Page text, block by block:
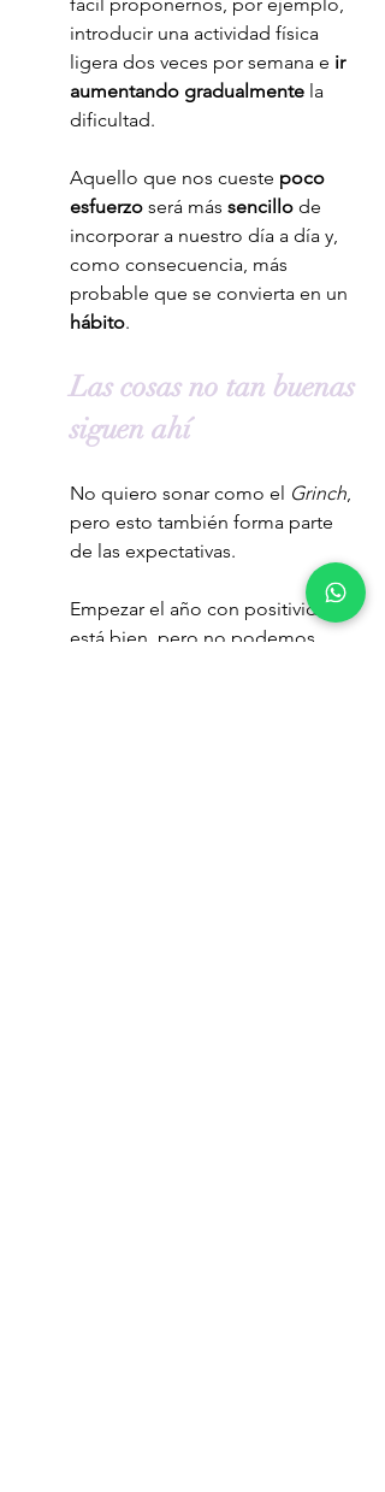
introducir una actividad física
ligera dos veces por semana e ir
aumentando gradualmente la
dificultad.
Aquello que nos cueste poco
esfuerzo será más sencillo de
incorporar a nuestro día a día y,
como consecuencia, más
probable que se convierta en un
hábito.
Las cosas no tan buenas
siguen ahí
No quiero sonar como el Grinch,
pero esto también forma parte
de las expectativas.
Empezar el año con positividad
está bien, pero no podemos